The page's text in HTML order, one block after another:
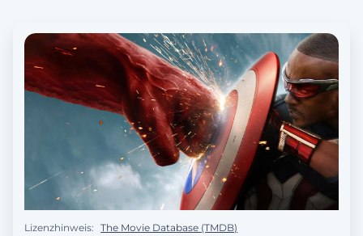
Lizenzhinweis: The Movie Database (TMDB)